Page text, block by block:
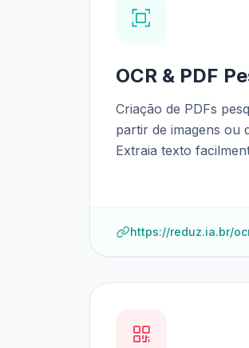
OCR & PDF
Criação de PDFs
partir de imagens ou
Extraia texto
https://reduz.ia.br/